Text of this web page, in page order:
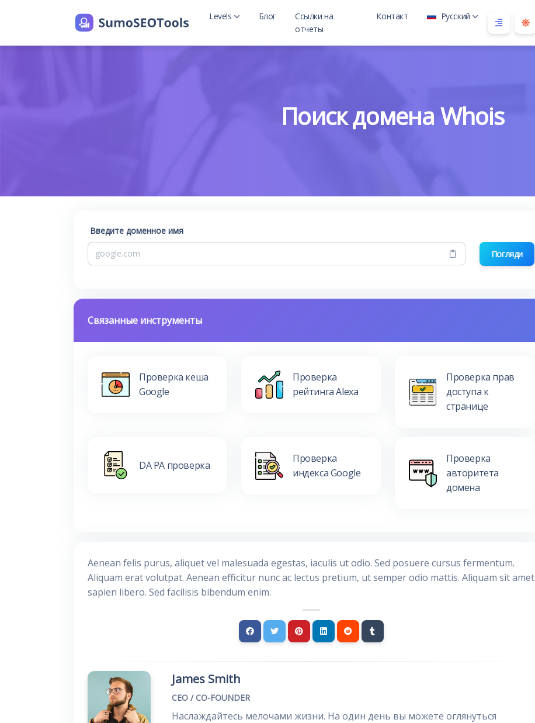
Levels Блог
Ссылки на
отчеты
Контакт Русский
Поиск домена Whois
Введите доменное имя
Погляди
Связанные инструменты
Проверка кеша
Google
Проверка
рейтинга Alexa
Проверка прав
доступа к
странице
DA PA проверка
Проверка
индекса Google
Проверка
авторитета
домена
Aenean felis purus, aliquet vel malesuada egestas, iaculis ut odio. Sed posuere cursus fermentum.
Aliquam erat volutpat. Aenean efficitur nunc ac lectus pretium, ut semper odio mattis. Aliquam sit amet
sapien libero. Sed facilisis bibendum enim.
James Smith
CEO / CO-FOUNDER
Наслаждайтесь мелочами жизни. На один день вы можете оглянуться